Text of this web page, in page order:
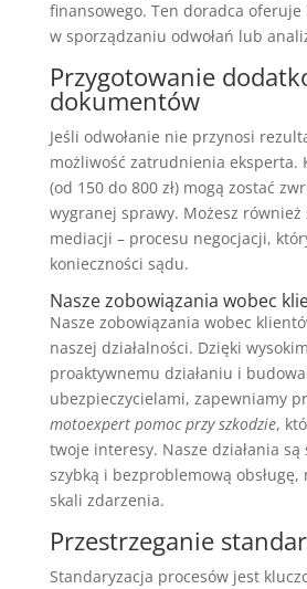
finansowego. Ten doradca oferuje
w sporządzaniu odwołań lub
Przygotowanie
dokumentów
Jeśli odwołanie nie przynosi
możliwość zatrudnienia eksperta.
(od 150 do 800 zł) mogą zostać
wygranej sprawy. Możesz również
mediacji – procesu negocjacji,
konieczności sądu.
Nasze zobowiązania wobec
Nasze zobowiązania wobec
naszej działalności. Dzięki
proaktywnemu działaniu i
ubezpieczycielami, zapewniamy
motoexpert pomoc przy szkodzie,
twoje interesy. Nasze działania są
szybką i bezproblemową obsługę,
skali zdarzenia.
Przestrzeganie
Standaryzacja procesów jest